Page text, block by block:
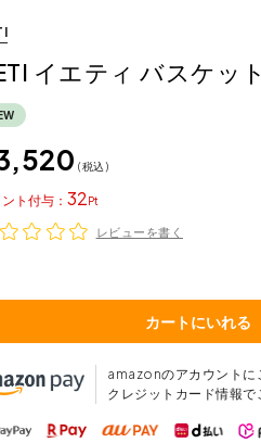
イエティ バスケット
税込
32
ト
レビューを書く
カートにいれる
amazonのアカウントに
クレジットカード情報で